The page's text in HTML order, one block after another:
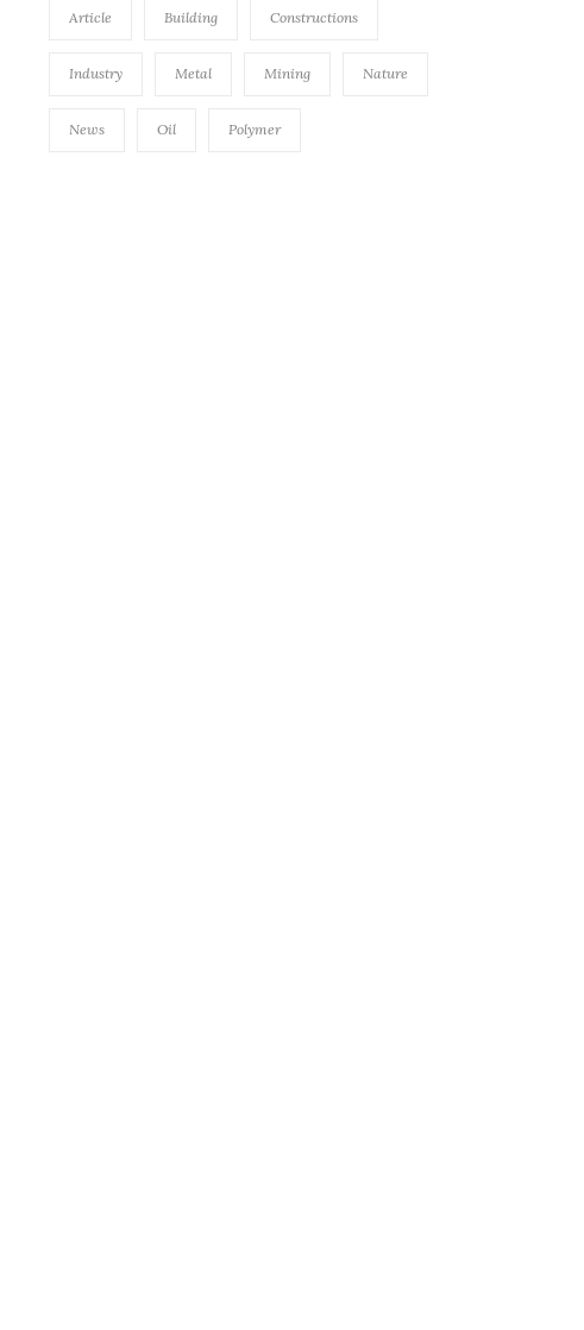
Article Building Constructions
Industry Metal Mining Nature
News Oil Polymer